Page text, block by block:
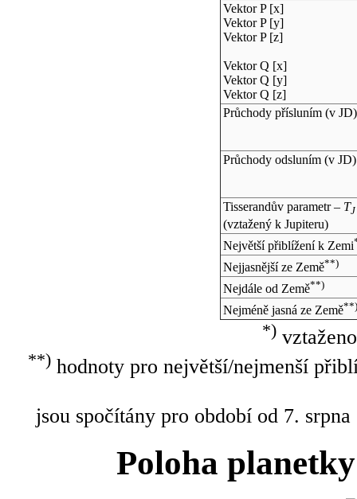
Vektor P [x]
Vektor P [y]
Vektor P [z]
Vektor Q [x]
Vektor Q [y]
Vektor Q [z]
Průchody přísluním (v JD)
Průchody odsluním (v JD)
Tisserandův parametr – TJ
(vztažený k Jupiteru)
Největší přiblížení k Zemi
Nejjasnější ze Země**)
Nejdále od Země**)
Nejméně jasná ze Země**)
*)
**)hodnoty pro největší/nejmenší
jsou spočítány pro období od 7.
Poloha